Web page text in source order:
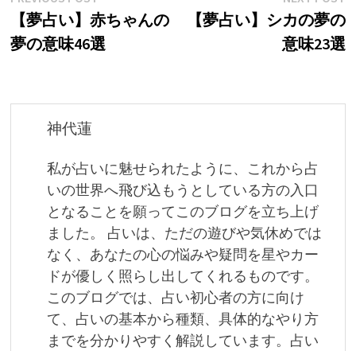
稿
ナ
post:
【夢占い】赤ちゃんの
夢の意味46選
【夢占い】シカの夢の
意味23選
神代蓮
私が占いに魅せられたように、これから占
いの世界へ飛び込もうとしている方の入口
となることを願ってこのブログを立ち上げ
ました。 占いは、ただの遊びや気休めでは
なく、あなたの心の悩みや疑問を星やカー
ドが優しく照らし出してくれるものです。
このブログでは、占い初心者の方に向け
て、占いの基本から種類、具体的なやり方
までを分かりやすく解説しています。占い